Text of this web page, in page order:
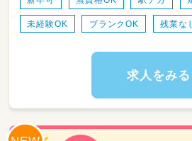
未経験OK ブランクOK 残業な
求人をみる